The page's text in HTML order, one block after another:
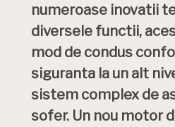
numeroase inovatii
diversele functii,
mod de condus
siguranta la un alt
sistem complex de
sofer. Un nou motor